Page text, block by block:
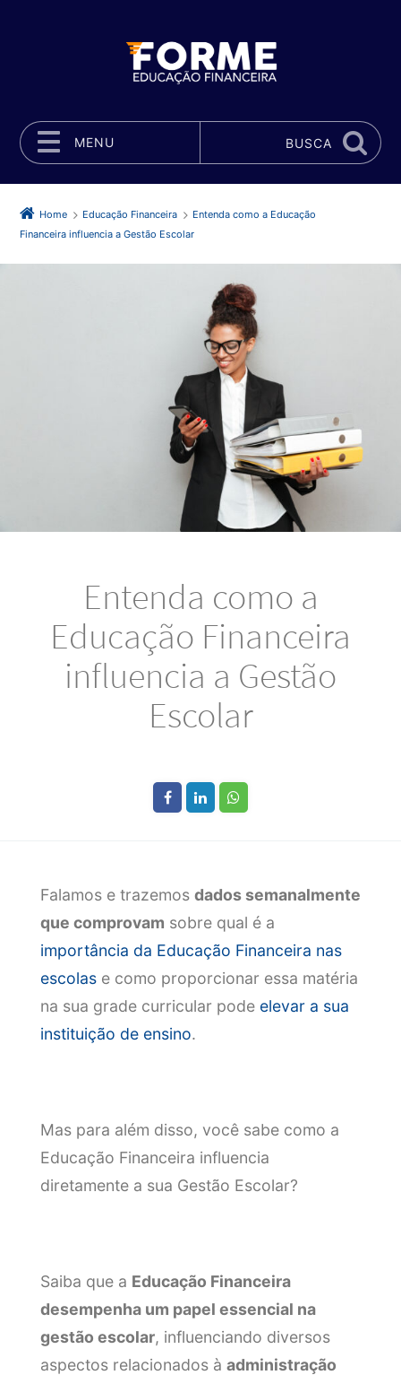
MENU
Pular para o conteúdo
BUSCA
Home Educação Financeira
Entenda como a Educação
Financeira influencia a Gestão Escolar
Entenda como a
Educação Financeira
influencia a Gestão
Escolar
Falamos e trazemos dados semanalmente
que comprovam sobre qual é a
importância da Educação Financeira nas
escolase como proporcionar essa matéria
na sua grade curricular pode elevar a sua
instituição de ensino.
Mas para além disso, você sabe como a
Educação Financeira influencia
diretamente a sua Gestão Escolar?
Saiba que a Educação Financeira
desempenha um papel essencial na
gestão escolar, influenciando diversos
aspectos relacionados à administração